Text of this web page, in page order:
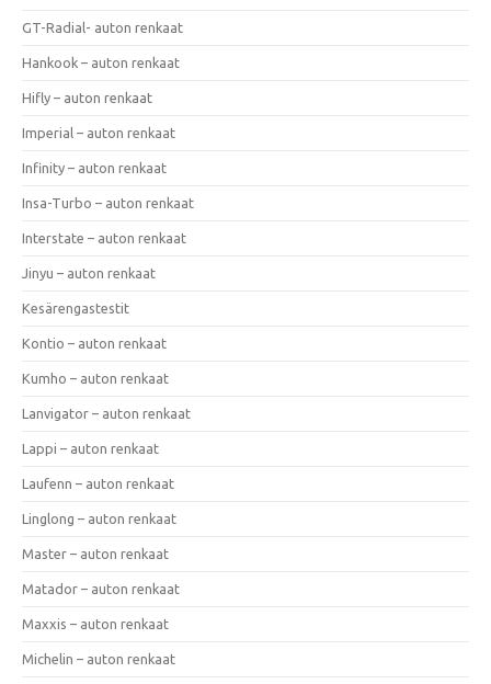
GT-Radial- auton renkaat
Hankook – auton renkaat
Hifly – auton renkaat
Imperial – auton renkaat
Infinity – auton renkaat
Insa-Turbo – auton renkaat
Interstate – auton renkaat
Jinyu – auton renkaat
Kesärengastestit
Kontio – auton renkaat
Kumho – auton renkaat
Lanvigator – auton renkaat
Lappi – auton renkaat
Laufenn – auton renkaat
Linglong – auton renkaat
Master – auton renkaat
Matador – auton renkaat
Maxxis – auton renkaat
Michelin – auton renkaat